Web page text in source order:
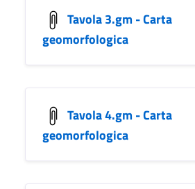
Tavola 3.gm - Carta
geomorfologica
Tavola 4.gm - Carta
geomorfologica